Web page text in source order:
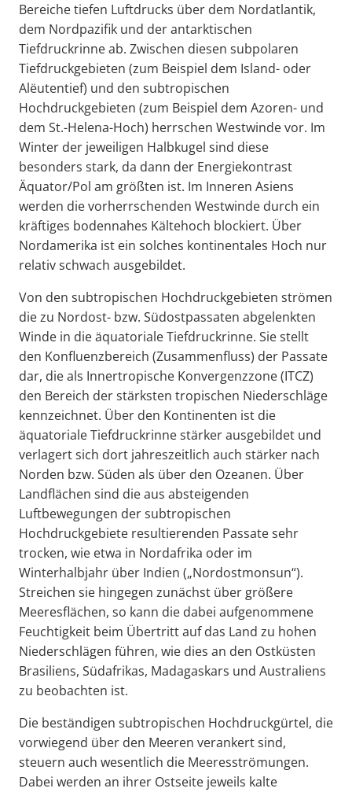
Bereiche tiefen Luftdrucks über dem Nordatlantik,
dem Nordpazifik und der antarktischen
Tiefdruckrinne ab. Zwischen diesen subpolaren
Tiefdruckgebieten (zum Beispiel dem Island- oder
Alëutentief) und den subtropischen
Hochdruckgebieten (zum Beispiel dem Azoren- und
dem St.-Helena-Hoch) herrschen Westwinde vor. Im
Winter der jeweiligen Halbkugel sind diese
besonders stark, da dann der Energiekontrast
Äquator/Pol am größten ist. Im Inneren Asiens
werden die vorherrschenden Westwinde durch ein
kräftiges bodennahes Kältehoch blockiert. Über
Nordamerika ist ein solches kontinentales Hoch nur
relativ schwach ausgebildet.
Von den subtropischen Hochdruckgebieten strömen
die zu Nordost- bzw. Südostpassaten abgelenkten
Winde in die äquatoriale Tiefdruckrinne. Sie stellt
den Konfluenzbereich (Zusammenfluss) der Passate
dar, die als Innertropische Konvergenzzone (ITCZ)
den Bereich der stärksten tropischen Niederschläge
kennzeichnet. Über den Kontinenten ist die
äquatoriale Tiefdruckrinne stärker ausgebildet und
verlagert sich dort jahreszeitlich auch stärker nach
Norden bzw. Süden als über den Ozeanen. Über
Landflächen sind die aus absteigenden
Luftbewegungen der subtropischen
Hochdruckgebiete resultierenden Passate sehr
trocken, wie etwa in Nordafrika oder im
Winterhalbjahr über Indien („Nordostmonsun“).
Streichen sie hingegen zunächst über größere
Meeresflächen, so kann die dabei aufgenommene
Feuchtigkeit beim Übertritt auf das Land zu hohen
Niederschlägen führen, wie dies an den Ostküsten
Brasiliens, Südafrikas, Madagaskars und Australiens
zu beobachten ist.
Die beständigen subtropischen Hochdruckgürtel, die
vorwiegend über den Meeren verankert sind,
steuern auch wesentlich die Meeresströmungen.
Dabei werden an ihrer Ostseite jeweils kalte